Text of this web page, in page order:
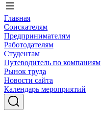
Главная
Соискателям
Предпринимателям
Работодателям
Студентам
Путеводитель по компаниям
Рынок труда
Новости сайта
Календарь мероприятий